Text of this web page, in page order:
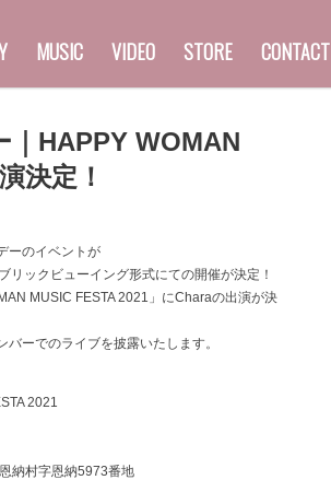
MUSIC VIDEO STORE CONTACT
HAPPY WOMAN
決定！
ーのイベントが
ックビューイング形式にての開催が決定！
MUSIC FESTA 2021」にCharaの出演が決
ーでのライブを披露いたします。
2021
納村字恩納5973番地